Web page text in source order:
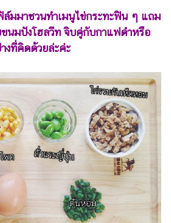
มมาชวนทำเมนูไข่กระทะฟิน ๆ แถม
นมปังโฮลวีท จิบคู่กับกาแฟดำหรือ
งที่คิดด้วยล่ะค่ะ